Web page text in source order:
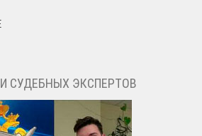
СУДЕБНЫХ ЭКСПЕРТОВ